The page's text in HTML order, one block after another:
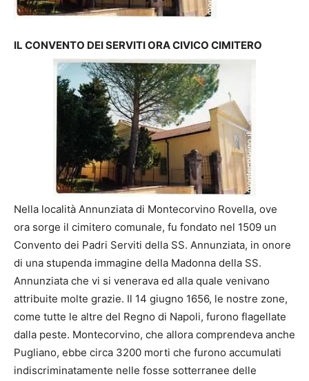
IL CONVENTO DEI SERVITI ORA CIVICO CIMITERO
Nella località Annunziata di Montecorvino Rovella, ove
ora sorge il cimitero comunale, fu fondato nel 1509 un
Convento dei Padri Serviti della SS. Annunziata, in onore
di una stupenda immagine della Madonna della SS.
Annunziata che vi si venerava ed alla quale venivano
attribuite molte grazie. Il 14 giugno 1656, le nostre zone,
come tutte le altre del Regno di Napoli, furono flagellate
dalla peste. Montecorvino, che allora comprendeva anche
Pugliano, ebbe circa 3200 morti che furono accumulati
indiscriminatamente nelle fosse sotterranee delle